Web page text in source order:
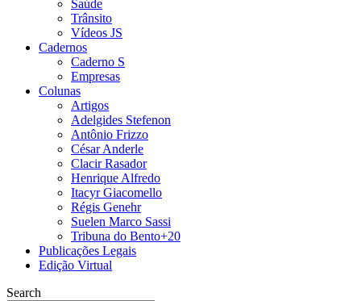
Saúde
Trânsito
Vídeos JS
Cadernos
Caderno S
Empresas
Colunas
Artigos
Adelgides Stefenon
Antônio Frizzo
César Anderle
Clacir Rasador
Henrique Alfredo
Itacyr Giacomello
Régis Genehr
Suelen Marco Sassi
Tribuna do Bento+20
Publicações Legais
Edição Virtual
Search